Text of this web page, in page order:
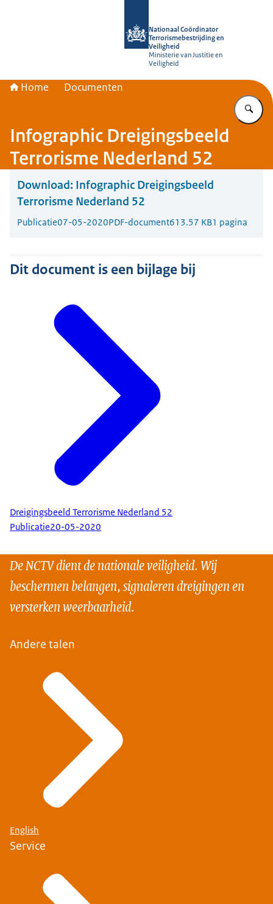
Nationaal Coördinator
Terrorismebestrijding en
Veiligheid
Ministerie van Justitie en
Veiligheid
Home Documenten
Infographic Dreigingsbeeld
Terrorisme Nederland 52
Download: Infographic Dreigingsbeeld
Terrorisme Nederland 52
Publicatie07-05-2020PDF-document613.57 KB1 pagina
Dit document is een bijlage bij
Dreigingsbeeld Terrorisme Nederland 52
Publicatie20-05-2020
De NCTV dient de nationale veiligheid. Wij
beschermen belangen, signaleren dreigingen en
versterken weerbaarheid.
Andere talen
English
Service